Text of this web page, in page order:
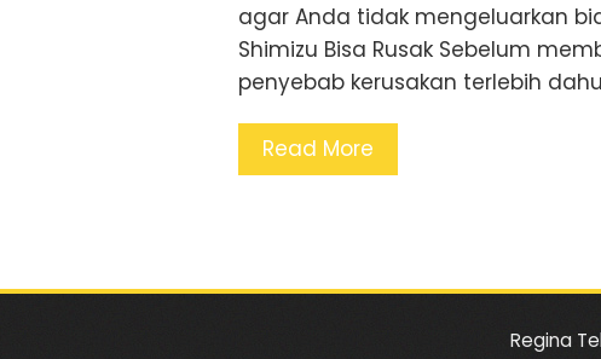
agar Anda tidak mengeluarkan
Shimizu Bisa Rusak Sebelum
penyebab kerusakan terlebih
Read More
Regina